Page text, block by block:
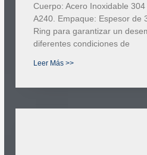
Cuerpo: Acero Inoxidable
A240. Empaque: Espesor de
Ring para garantizar un
diferentes condiciones de
Leer Más >>